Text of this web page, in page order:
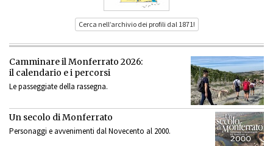
Cerca nell’archivio dei profili dal 1871!
Camminare il Monferrato 2026:
il calendario e i percorsi
Le passeggiate della rassegna.
Un secolo di Monferrato
Personaggi e avvenimenti dal Novecento al 2000.